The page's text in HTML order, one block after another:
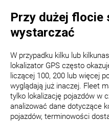
Przy dużej flocie
wystarczać
W przypadku kilku lub
lokalizator GPS często
liczącej 100, 200 lub więcej
wyglądają już inaczej. Fleet
tylko lokalizację pojazdów w
analizować dane dotyczące
pojazdów, terminowości